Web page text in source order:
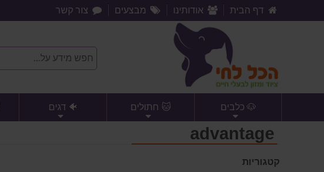
דף הבית אודותינו מבצעים צור קשר
🐶 כלבים 🐱 חתולים 🐠 דגים
advantage
קטגוריות